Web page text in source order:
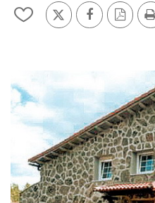
Añadir/quitar
X FacebookVersión
PDF
GALERÍA
DE
IMÁGENES